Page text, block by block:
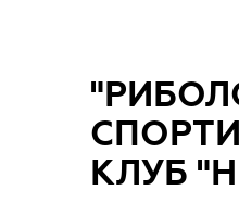
КЛУБ